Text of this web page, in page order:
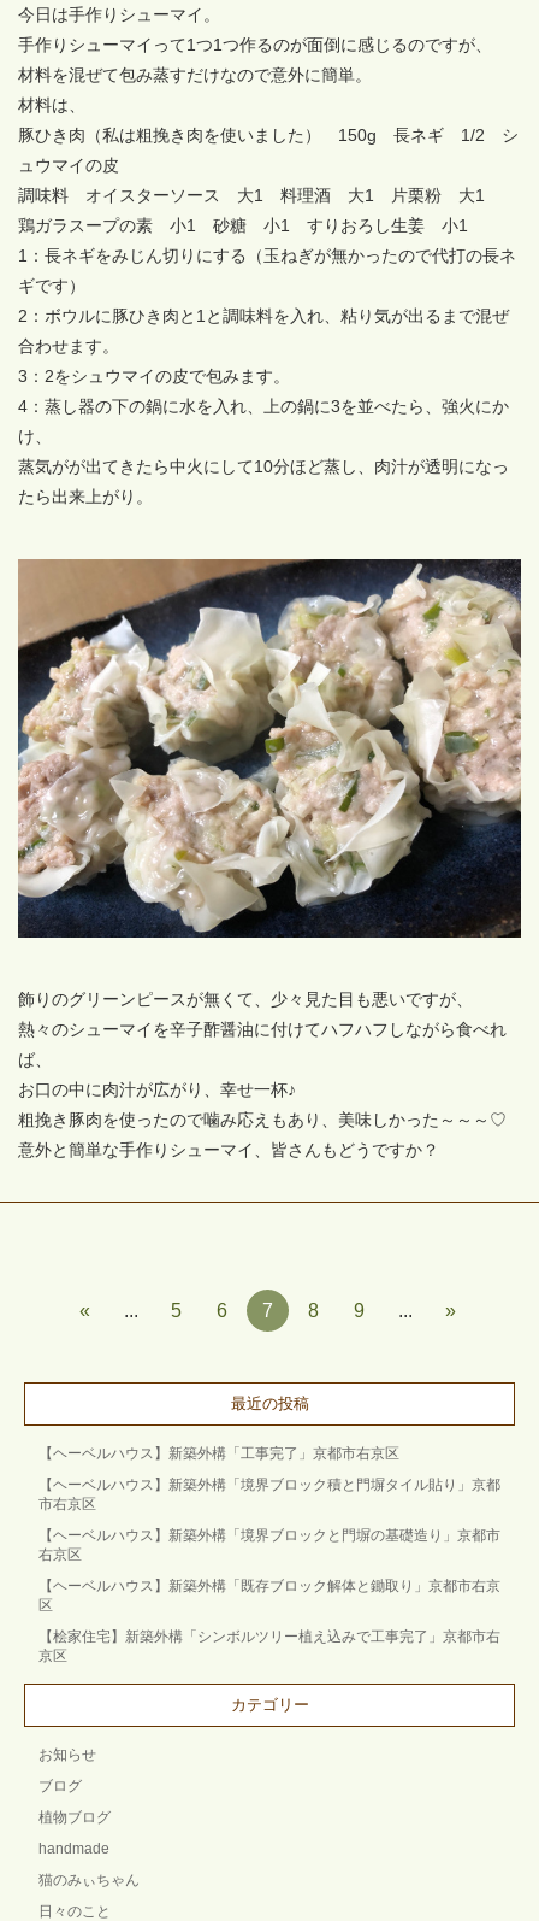
今日は手作りシューマイ。
手作りシューマイって1つ1つ作るのが面倒に感じるのですが、
材料を混ぜて包み蒸すだけなので意外に簡単。
材料は、
豚ひき肉（私は粗挽き肉を使いました） 150g 長ネギ 1/2 シ
ュウマイの皮
調味料 オイスターソース 大1 料理酒 大1 片栗粉 大1
鶏ガラスープの素 小1 砂糖 小1 すりおろし生姜 小1
1：長ネギをみじん切りにする（玉ねぎが無かったので代打の長ネ
ギです）
2：ボウルに豚ひき肉と1と調味料を入れ、粘り気が出るまで混ぜ
合わせます。
3：2をシュウマイの皮で包みます。
4：蒸し器の下の鍋に水を入れ、上の鍋に3を並べたら、強火にか
け、
蒸気がが出てきたら中火にして10分ほど蒸し、肉汁が透明になっ
たら出来上がり。
飾りのグリーンピースが無くて、少々見た目も悪いですが、
熱々のシューマイを辛子酢醤油に付けてハフハフしながら食べれ
ば、
お口の中に肉汁が広がり、幸せ一杯♪
粗挽き豚肉を使ったので噛み応えもあり、美味しかった～～～♡
意外と簡単な手作りシューマイ、皆さんもどうですか？
« ... 5 6 7 8 9 ... »
最近の投稿
【ヘーベルハウス】新築外構「工事完了」京都市右京区
【ヘーベルハウス】新築外構「境界ブロック積と門塀タイル貼り」京都
市右京区
【ヘーベルハウス】新築外構「境界ブロックと門塀の基礎造り」京都市
右京区
【ヘーベルハウス】新築外構「既存ブロック解体と鋤取り」京都市右京
区
【桧家住宅】新築外構「シンボルツリー植え込みで工事完了」京都市右
京区
カテゴリー
お知らせ
ブログ
植物ブログ
handmade
猫のみぃちゃん
日々のこと